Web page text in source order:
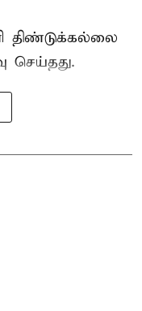
திண்டுக்கல்லை
செய்தது.